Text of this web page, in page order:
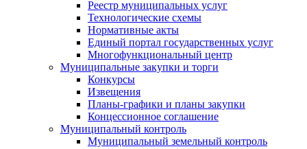
Реестр муниципальных услуг
Технологические схемы
Нормативные акты
Единый портал государственных услуг
Многофункциональный центр
Муниципальные закупки и торги
Конкурсы
Извещения
Планы-графики и планы закупки
Концессионное соглашение
Муниципальный контроль
Муниципальный земельный контроль